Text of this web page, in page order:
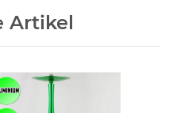
Artikel